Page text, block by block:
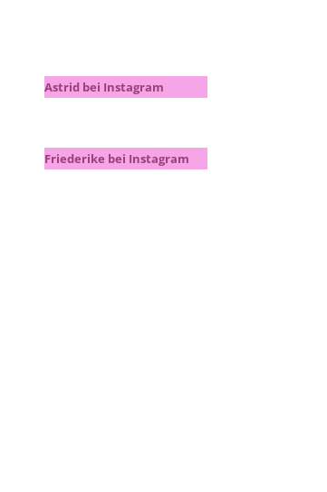
Astrid bei Instagram
Friederike bei Instagram